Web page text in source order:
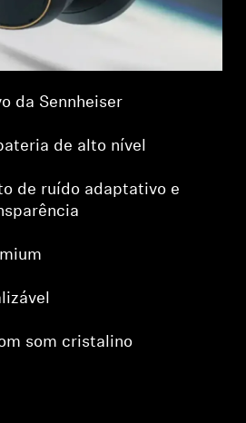
da Sennheiser
de alto nível
de ruído adaptativo e
som cristalino